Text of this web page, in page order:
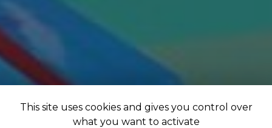
This site uses cookies and gives you control over
what you want to activate